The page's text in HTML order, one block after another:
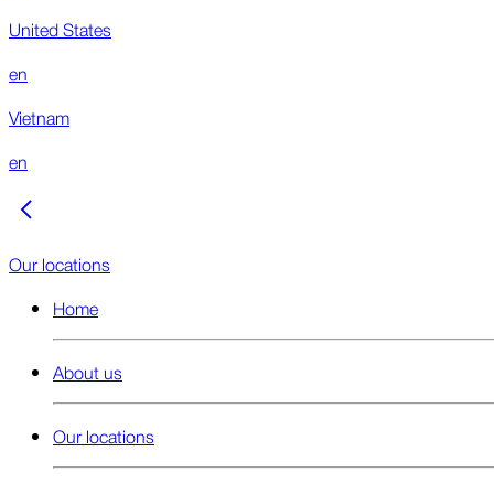
United States
en
Vietnam
en
Our locations
Home
About us
Our locations